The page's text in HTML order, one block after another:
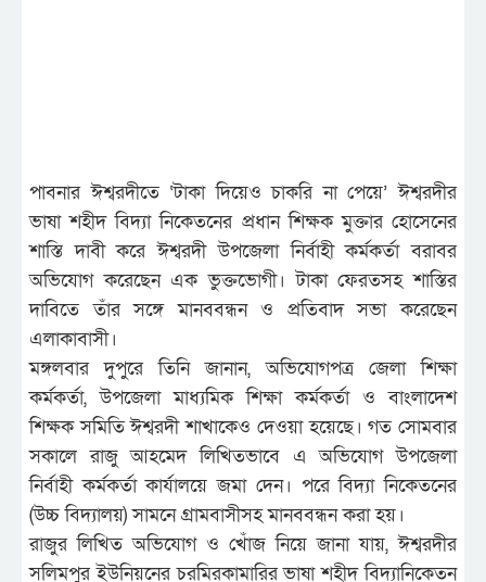
পাবনার ঈশ্বরদীতে ‘টাকা দিয়েও চাকরি না পেয়ে’ ঈশ্বরদীর
ভাষা শহীদ বিদ্যা নিকেতনের প্রধান শিক্ষক মুক্তার হোসেনের
শাস্তি দাবী করে ঈশ্বরদী উপজেলা নির্বাহী কর্মকর্তা বরাবর
অভিযোগ করেছেন এক ভুক্তভোগী। টাকা ফেরতসহ শাস্তির
দাবিতে তাঁর সঙ্গে মানববন্ধন ও প্রতিবাদ সভা করেছেন
এলাকাবাসী।
মঙ্গলবার দুপুরে তিনি জানান, অভিযোগপত্র জেলা শিক্ষা
কর্মকর্তা, উপজেলা মাধ্যমিক শিক্ষা কর্মকর্তা ও বাংলাদেশ
শিক্ষক সমিতি ঈশ্বরদী শাখাকেও দেওয়া হয়েছে। গত সোমবার
সকালে রাজু আহমেদ লিখিতভাবে এ অভিযোগ উপজেলা
নির্বাহী কর্মকর্তা কার্যালয়ে জমা দেন। পরে বিদ্যা নিকেতনের
(উচ্চ বিদ্যালয়) সামনে গ্রামবাসীসহ মানববন্ধন করা হয়।
রাজুর লিখিত অভিযোগ ও খোঁজ নিয়ে জানা যায়, ঈশ্বরদীর
সলিমপুর ইউনিয়নের চরমিরকামারির ভাষা শহীদ বিদ্যানিকেতন